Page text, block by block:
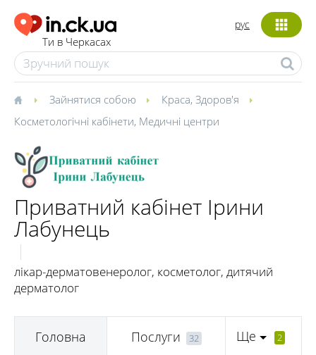
Ти в Черкасах
рус
Зайнятися собою Краса, Здоров'я
Косметологічні кабінети, Медичні центри
Приватний кабінет Ірини
Лабунець
лікар-дерматовенеролог, косметолог, дитячий
дерматолог
Головна Послуги 32 Ще 2